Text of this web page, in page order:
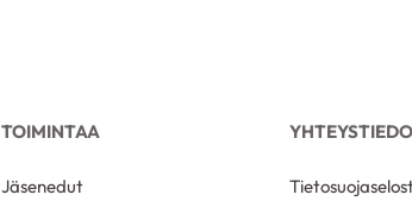
TOIMINTAA
Jäsenedut